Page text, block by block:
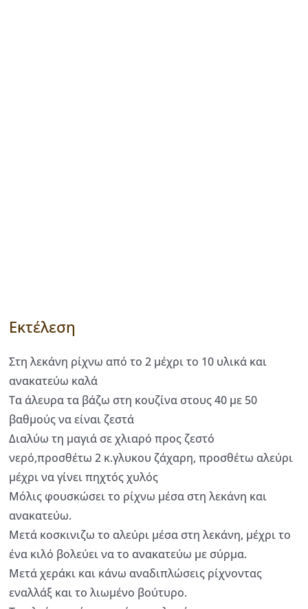
Εκτέλεση
Στη λεκάνη ρίχνω από το 2 μέχρι το 10 υλικά και
ανακατεύω καλά
Τα άλευρα τα βάζω στη κουζίνα στους 40 με 50
βαθμούς να είναι ζεστά
Διαλύω τη μαγιά σε χλιαρό προς ζεστό
νερό,προσθέτω 2 κ.γλυκου ζάχαρη, προσθέτω αλεύρι
μέχρι να γίνει πηχτός χυλός
Μόλις φουσκώσει το ρίχνω μέσα στη λεκάνη και
ανακατεύω.
Μετά κοσκινιζω το αλεύρι μέσα στη λεκάνη, μέχρι το
ένα κιλό βολεύει να το ανακατεύω με σύρμα.
Μετά χεράκι και κάνω αναδιπλώσεις ρίχνοντας
εναλλάξ και το λιωμένο βούτυρο.